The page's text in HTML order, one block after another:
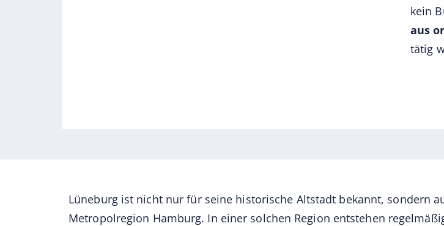
kein
aus
tätig
Lüneburg ist nicht nur für seine historische Altstadt bekannt, sondern
Metropolregion Hamburg. In einer solchen Region entstehen